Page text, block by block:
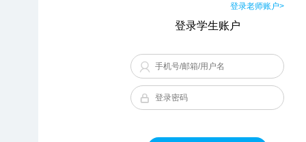
登录老师账户>
登录学生账户